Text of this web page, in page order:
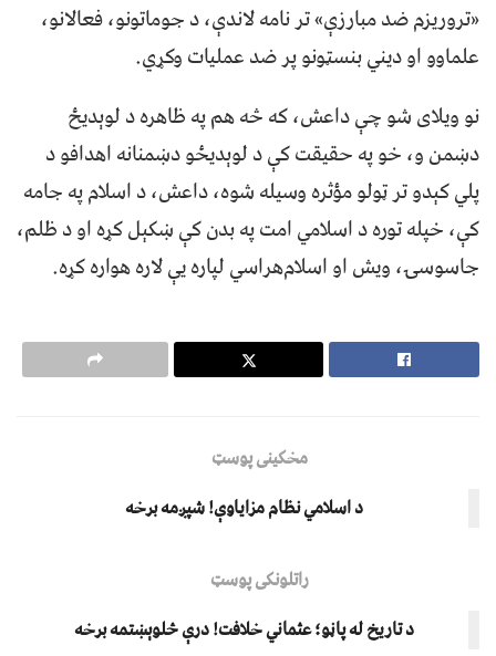
«تروریزم ضد مبارزې» تر نامه لاندې، د جوماتونو، فعالانو،
علماوو او دیني بنسټونو پر ضد عملیات وکړي.
نو ویلای شو چې داعش، که څه هم په ظاهره د لوېدیځ
دښمن و، خو په حقیقت کې د لوېدیځو دښمنانه اهدافو د
پلي کېدو تر ټولو مؤثره وسیله شوه، داعش، د اسلام په جامه
کې، خپله توره د اسلامي امت په بدن کې ښکېل کړه او د ظلم،
جاسوسۍ، ویش او اسلام‌هراسي لپاره یې لاره هواره کړه.
مخکینی پوسټ
د اسلامي نظام مزاياوې! شپږمه برخه
راتلونکی پوسټ
د تاریخ له پاڼو؛ عثماني خلافت! درې څلوېښتمه برخه